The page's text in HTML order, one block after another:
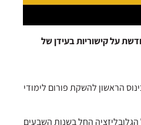
חשיבה מחודשת על קישוריות בעידן של
הראשון להשקת פורום לימודי
החל בשנות השבעים